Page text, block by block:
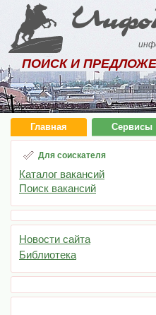
ПОИСК И
Главная Сервисы
Для соискателя
Каталог вакансий
Поиск вакансий
Новости сайта
Библиотека